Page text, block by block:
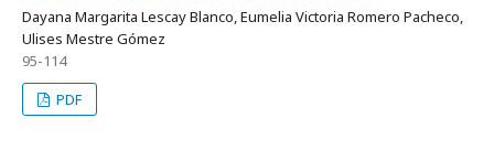
Dayana Margarita Lescay Blanco, Eumelia Victoria Romero Pacheco,
Ulises Mestre Gómez
95-114
PDF